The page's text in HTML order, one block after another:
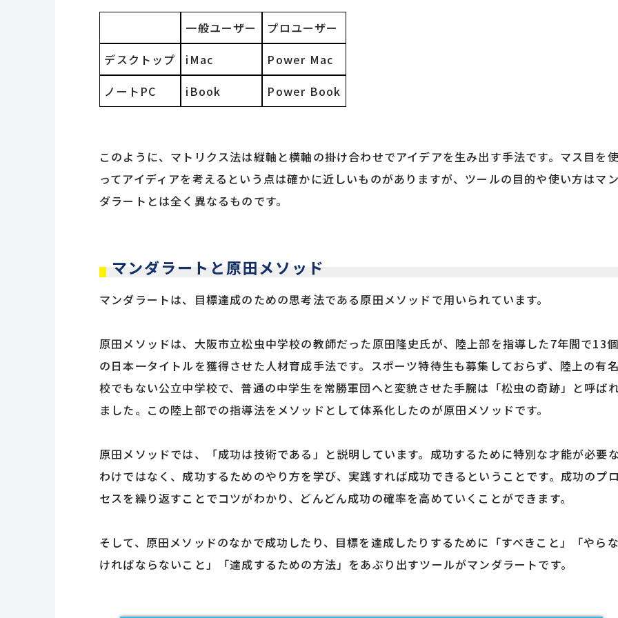
一般ユーザー
プロユーザー
デスクトップ
iMac
Power Mac
ノートPC
iBook Power Book
このように、マトリクス法は縦軸と横軸の掛け合わせでアイデアを生み出す手法です。マス目を
ってアイディアを考えるという点は確かに近しいものがありますが、ツールの目的や使い方はマ
ダラートとは全く異なるものです。
マンダラートと原田メソッド
マンダラートは、目標達成のための思考法である原田メソッドで用いられています。
原田メソッドは、大阪市立松虫中学校の教師だった原田隆史氏が、陸上部を指導した7年間で13
の日本一タイトルを獲得させた人材育成手法です。スポーツ特待生も募集しておらず、陸上の有
校でもない公立中学校で、普通の中学生を常勝軍団へと変貌させた手腕は「松虫の奇跡」と呼ば
ました。この陸上部での指導法をメソッドとして体系化したのが原田メソッドです。
原田メソッドでは、「成功は技術である」と説明しています。成功するために特別な才能が必要
わけではなく、成功するためのやり方を学び、実践すれば成功できるということです。成功のプ
セスを繰り返すことでコツがわかり、どんどん成功の確率を高めていくことができます。
そして、原田メソッドのなかで成功したり、目標を達成したりするために「すべきこと」「やら
ければならないこと」「達成するための方法」をあぶり出すツールがマンダラートです。